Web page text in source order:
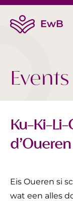
Events
Ku-Ki-Li-
d’Oueren
Eis Oueren si
wat een alles